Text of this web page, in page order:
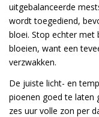
uitgebalanceerde
wordt toegediend,
bloei. Stop echter met
bloeien, want een
verzwakken.
De juiste licht- en
pioenen goed te laten
zes uur volle zon per